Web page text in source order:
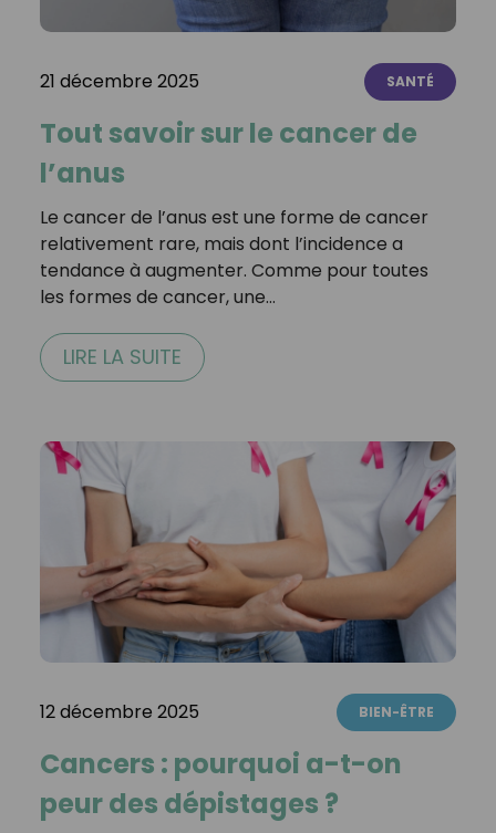
21 décembre 2025 SANTÉ
Tout savoir sur le cancer de
l’anus
Le cancer de l’anus est une forme de cancer
relativement rare, mais dont l’incidence a
tendance à augmenter. Comme pour toutes
les formes de cancer, une…
LIRE LA SUITE
12 décembre 2025 BIEN-ÊTRE
Cancers : pourquoi a-t-on
peur des dépistages ?